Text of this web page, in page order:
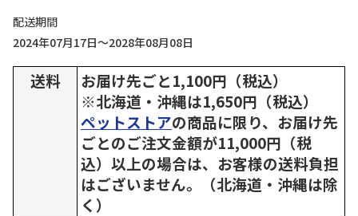
配送期間
2024年07月17日～2028年08月08日
送料
お届け先ごと1,100円（税込）
※北海道・沖縄は1,650円（税込）
ペットストアの商品に限り、お届け先
ごとのご注文金額が11,000円（税
込）以上の場合は、お客様の送料負担
はございません。（北海道・沖縄は除
く）